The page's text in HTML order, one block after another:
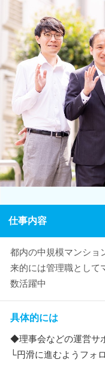
仕事内容
都内の中規模マンショ
来的には管理職とし
数活躍中
具体的には
◆理事会などの運営サ
└円滑に進むようフォ